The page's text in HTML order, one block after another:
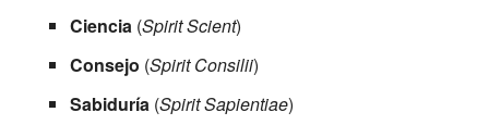
Ciencia (Spirit Scient)
Consejo (Spirit Consilii)
Sabiduría (Spirit Sapientiae)